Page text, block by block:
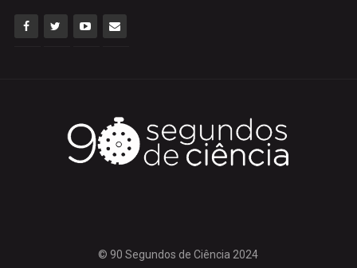
© 90 Segundos de Ciência 2024